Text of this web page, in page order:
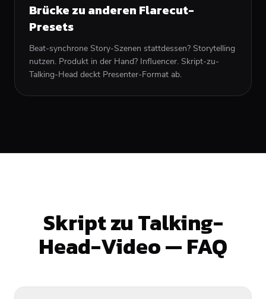
Brücke zu anderen Flarecut-
Presets
Beat-synchrone Story-Szenen stattdessen? Storytelling
nutzen. Produkt in der Hand? Influencer. Skript-zu-
Talking-Head deckt Presenter-Format ab.
Skript zu Talking-
Head-Video — FAQ